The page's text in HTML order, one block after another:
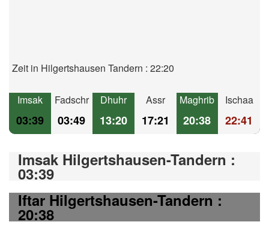
Zeit in Hilgertshausen Tandern : 22:20
Imsak
03:39
Fadschr
03:49
Dhuhr
13:20
Assr
17:21
Maghrib
20:38
Ischaa
22:41
Imsak Hilgertshausen-Tandern :
03:39
Iftar Hilgertshausen-Tandern :
20:38